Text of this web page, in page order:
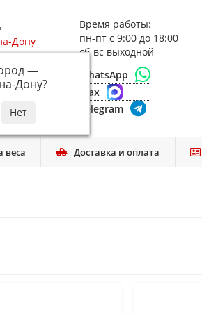
Дону
—
Дону?
Время работы:
пн-пт с 9:00 до 18:00
сб-вс выходной
WhatsApp
Max
Telegram
веса Доставка и оплата